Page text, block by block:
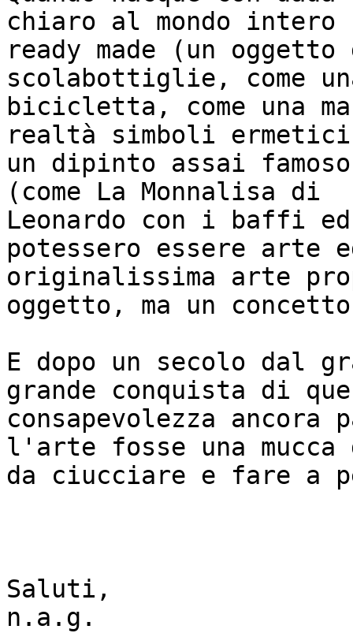
chiaro al mondo intero
ready made (un
scolabottiglie, come
bicicletta, come una
realtà simboli
un dipinto assai
(come La Monnalisa di
Leonardo con i baffi ed
potessero essere arte
originalissima arte
oggetto, ma un
E dopo un secolo dal
grande conquista di
consapevolezza
l'arte fosse una
da ciucciare e fare a
Saluti,
n.a.g.